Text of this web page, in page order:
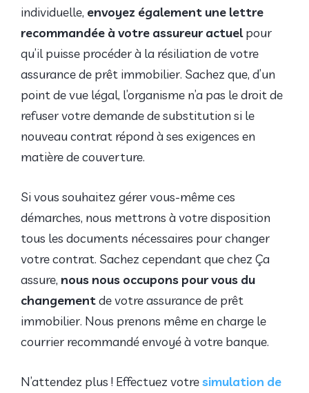
individuelle, envoyez également une lettre
recommandée à votre assureur actuelpour
qu’il puisse procéder à la résiliation de votre
assurance de prêt immobilier. Sachez que, d’un
point de vue légal, l’organisme n’a pas le droit de
refuser votre demande de substitution si le
nouveau contrat répond à ses exigences en
matière de couverture.
Si vous souhaitez gérer vous-même ces
démarches, nous mettrons à votre disposition
tous les documents nécessaires pour changer
votre contrat. Sachez cependant que chez Ça
assure, nous nous occupons pour vous du
changementde votre assurance de prêt
immobilier. Nous prenons même en charge le
courrier recommandé envoyé à votre banque.
N’attendez plus ! Effectuez votresimulation de